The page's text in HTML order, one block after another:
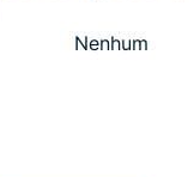
Nenhum